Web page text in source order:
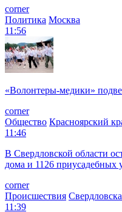
corner
Политика Москва
11:56
«Волонтеры-медики»
corner
Общество Красноярский
11:46
В Свердловской области
дома и 1126 приусадебных
corner
Происшествия
11:39